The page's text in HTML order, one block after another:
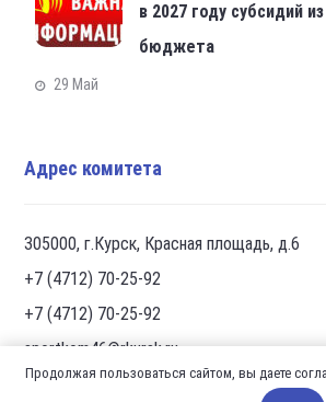
в 2027 году субсидий
бюджета
29 Май
Адрес комитета
305000, г.Курск, Красная площадь, д.6
+7 (4712) 70-25-92
+7 (4712) 70-25-92
sportkom46@rkursk.ru
Продолжая пользоваться сайтом, вы даете